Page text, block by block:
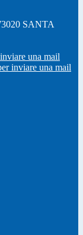
SANTA
una mail
inviare una mail